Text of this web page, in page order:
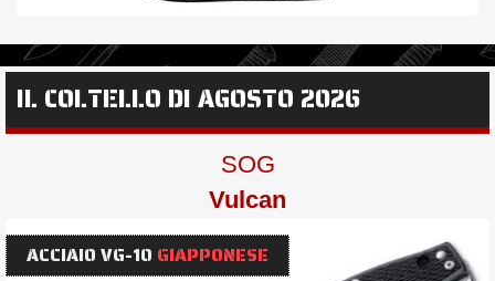
IL COLTELLO DI AGOSTO 2026
SOG
Vulcan
ACCIAIO VG-10 GIAPPONESE